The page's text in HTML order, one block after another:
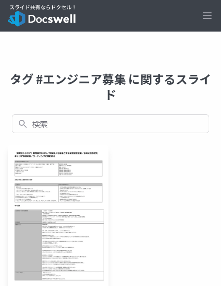
タグ #エンジニア募集 に関するスライ
ド
検索